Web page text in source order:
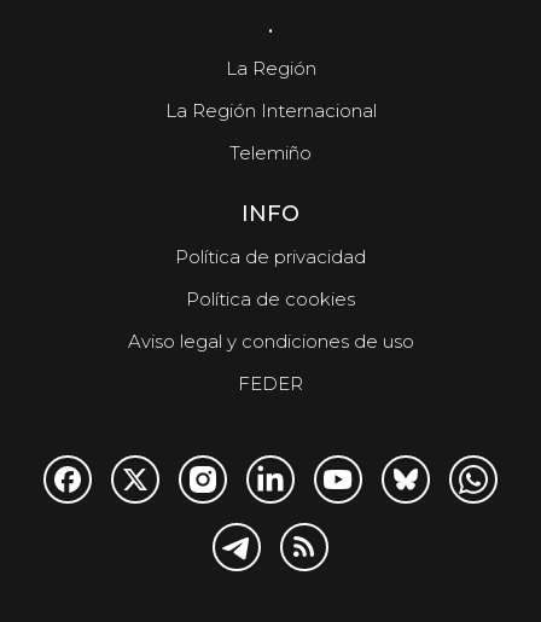
.
La Región
La Región Internacional
Telemiño
INFO
Política de privacidad
Política de cookies
Aviso legal y condiciones de uso
FEDER